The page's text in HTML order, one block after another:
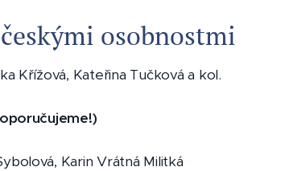
osobnostmi
Křížová, Kateřina Tučková a kol.
Karin Vrátná Militká